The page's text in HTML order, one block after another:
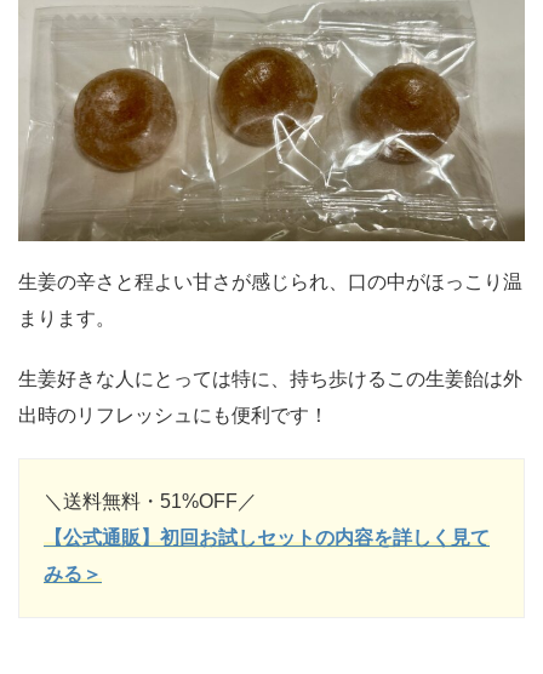
生姜の辛さと程よい甘さが感じられ、口の中がほっこり温
まります。
生姜好きな人にとっては特に、持ち歩けるこの生姜飴は外
出時のリフレッシュにも便利です！
＼送料無料・51%OFF／
【公式通販】初回お試しセットの内容を詳しく見て
みる＞